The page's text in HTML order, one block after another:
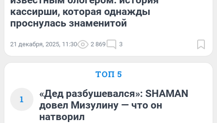
кассирши, которая однажды
проснулась знаменитой
21 декабря, 2025, 11:30 2 869 3
ТОП 5
1
«Дед разбушевался»: SHAMAN
довел Мизулину — что он
натворил